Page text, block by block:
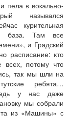
пела в вокально-
назывался
курительная
база. Там все
и Градский
расписание: кто
всех, потому что
так мы шли на
ребята…
у нас даже
мы собрали
из «Машины» с